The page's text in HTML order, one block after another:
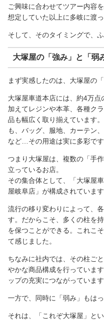
ご興味に合わせてツアー内容
想定していた以上に多岐に渡っ
そして、そのタイミングで、
大塚屋の「強み」と「弱
まず実感したのは、大塚屋の
大塚屋車道本店には、約4万点
加えてレジンや本革、各種ク
品も幅広く取り揃えています
も、バッグ、服地、カーテン
など…その用途は実に多彩です
つまり大塚屋は、複数の「手
立っているお店。
その集合体として、「大塚屋
屋岐阜店」が構成されています
流行の移り変わりによって、
す。だからこそ、多くの柱を
を保つことができる。これこ
て感じました。
ちなみに社内では、その柱ご
やかな商品構成を行っていま
ップの充実につながっています
一方で、同時に「弱み」もは
それは、「これぞ大塚屋」と